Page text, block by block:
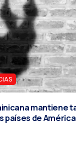
mantiene
países de